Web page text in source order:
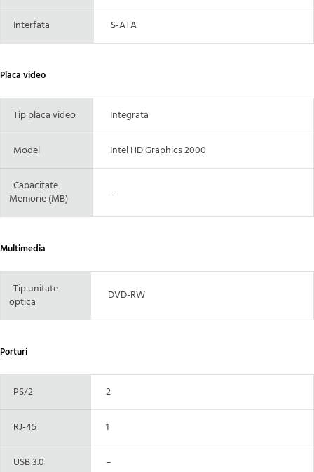
Interfata S-ATA
Placa video
Tip placa video Integrata
Model Intel HD Graphics 2000
Capacitate
Memorie (MB)
–
Multimedia
Tip unitate
optica
DVD-RW
Porturi
PS/2 2
RJ-45 1
USB 3.0 –